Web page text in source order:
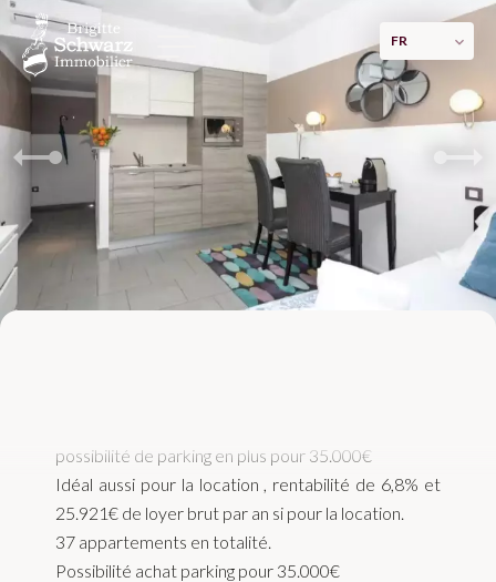
FR
possibilité de parking en plus pour 35.000€
Idéal aussi pour la location , rentabilité de 6,8% et
25.921€ de loyer brut par an si pour la location.
37 appartements en totalité.
Possibilité achat parking pour 35.000€